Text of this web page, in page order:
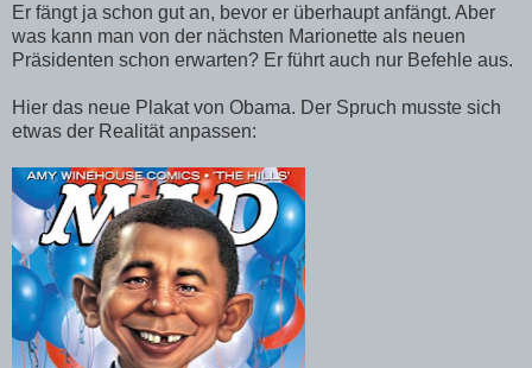
Er fängt ja schon gut an, bevor er überhaupt anfängt. Aber
was kann man von der nächsten Marionette als neuen
Präsidenten schon erwarten? Er führt auch nur Befehle aus.
Hier das neue Plakat von Obama. Der Spruch musste sich
etwas der Realität anpassen: